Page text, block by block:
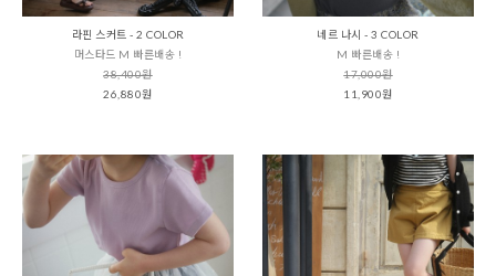
라핀 스커트 - 2 COLOR
머스타드 M 빠른배송 !
38,400원
26,880원
네르 나시 - 3 COLOR
M 빠른배송 !
17,000원
11,900원